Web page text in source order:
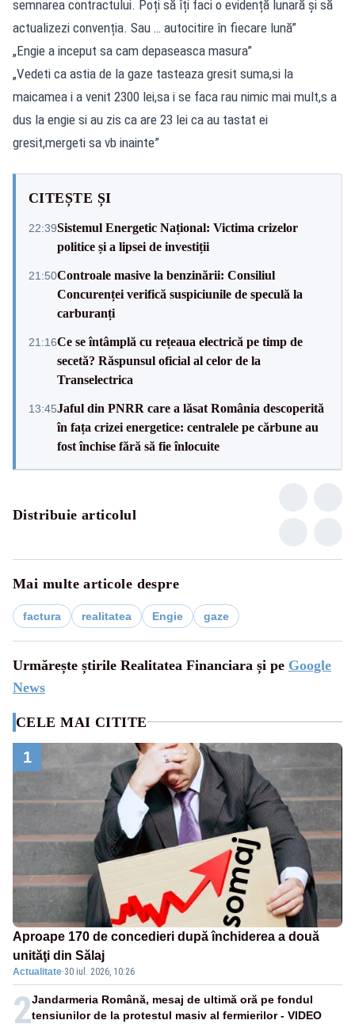
semnarea contractului. Poți să îți faci o evidență lunară și să
actualizezi convenția. Sau … autocitire în fiecare lună”
„Engie a inceput sa cam depaseasca masura”
„Vedeti ca astia de la gaze tasteaza gresit suma,si la
maicamea i a venit 2300 lei,sa i se faca rau nimic mai mult,s a
dus la engie si au zis ca are 23 lei ca au tastat ei
gresit,mergeti sa vb inainte”
CITEȘTE ȘI
22:39Sistemul Energetic Național: Victima crizelor
politice și a lipsei de investiții
21:50Controale masive la benzinării: Consiliul
Concurenței verifică suspiciunile de speculă la
carburanți
21:16Ce se întâmplă cu rețeaua electrică pe timp de
secetă? Răspunsul oficial al celor de la
Transelectrica
13:45Jaful din PNRR care a lăsat România descoperită
în fața crizei energetice: centralele pe cărbune au
fost închise fără să fie înlocuite
Distribuie articolul
Mai multe articole despre
factura realitatea Engie gaze
Urmărește știrile Realitatea Financiara și pe Google
News
CELE MAI CITITE
1
Aproape 170 de concedieri după închiderea a două
unităţi din Sălaj
Actualitate·30 iul. 2026, 10:26
2Jandarmeria Română, mesaj de ultimă oră pe fondul
tensiunilor de la protestul masiv al fermierilor - VIDEO